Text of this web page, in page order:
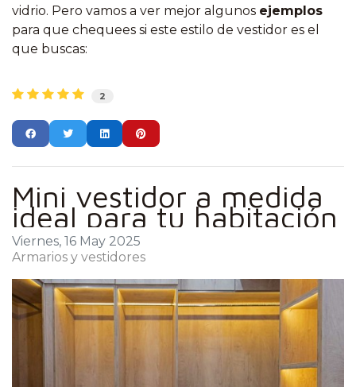
vidrio. Pero vamos a ver mejor algunos ejemplos
para que chequees si este estilo de vestidor es el
que buscas:
2
Mini vestidor a medida
ideal para tu habitación
Viernes, 16 May 2025
Armarios y vestidores